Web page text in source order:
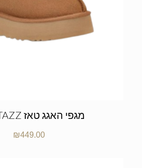
UGG TAZZ מגפי האגג טאז
₪449.00